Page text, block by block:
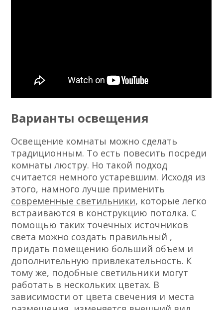
Варианты освещения
Освещение комнаты можно сделать
традиционным. То есть повесить посреди
комнаты люстру. Но такой подход
считается немного устаревшим. Исходя из
этого, намного лучше применить
современные светильники, которые легко
встраиваются в конструкцию потолка. С
помощью таких точечных источников
света можно создать правильный ,
придать помещению больший объем и
дополнительную привлекательность. К
тому же, подобные светильники могут
работать в нескольких цветах. В
зависимости от цвета свечения и места